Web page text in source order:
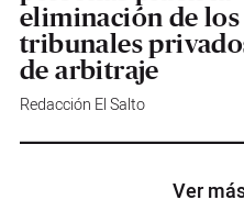
eliminación de los
tribunales
de arbitraje
Redacción El Salto
Ver